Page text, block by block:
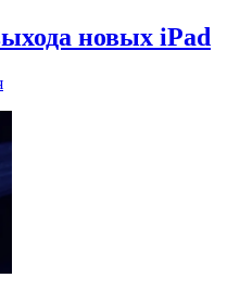
новых iPad